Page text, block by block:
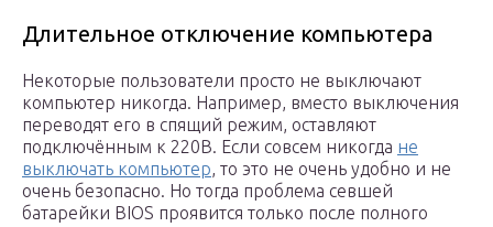
Длительное отключение компьютера
Некоторые пользователи просто не выключают
компьютер никогда. Например, вместо выключения
переводят его в спящий режим, оставляют
подключённым к 220В. Если совсем никогда не
выключать компьютер, то это не очень удобно и не
очень безопасно. Но тогда проблема севшей
батарейки BIOS проявится только после полного